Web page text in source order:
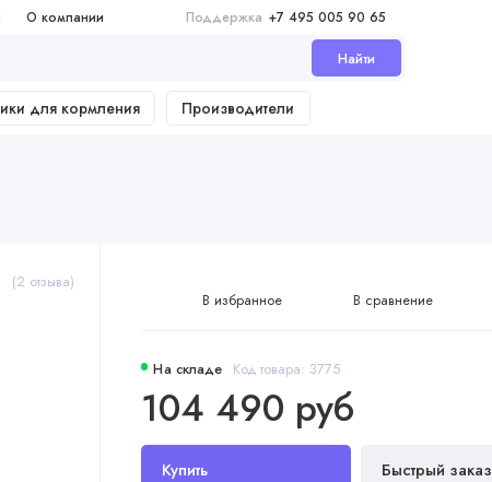
О компании Поддержка +7 495 005 90 65
Найти
для кормления Производители
(2 отзыва)
На складе Код товара: 3775
104 490 руб
Купить Быстрый заказ
В избранное В сравнение